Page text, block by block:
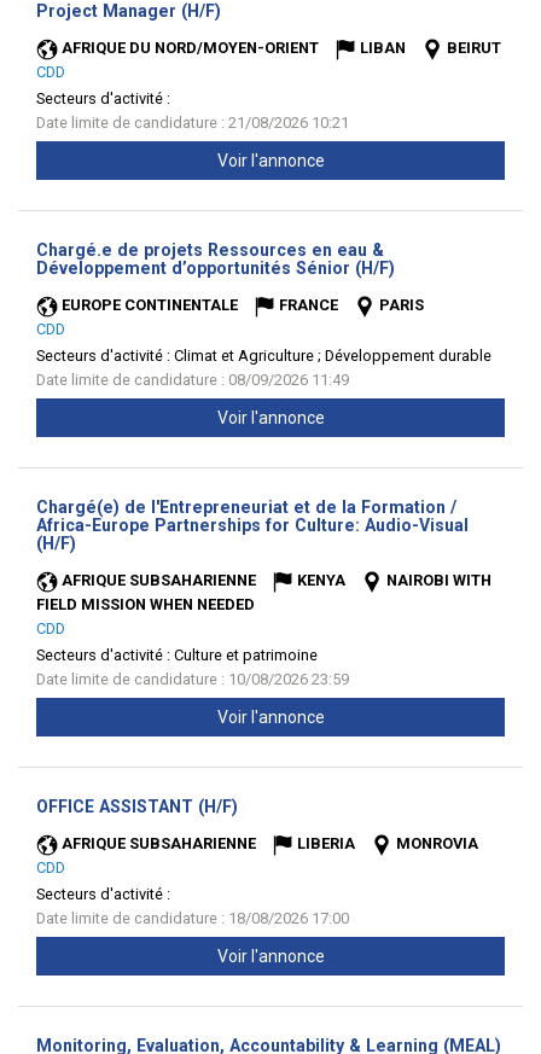
Project Manager (H/F)
AFRIQUE DU NORD/MOYEN-ORIENT LIBAN
BEIRUT
CDD
Secteurs d'activité :
Date limite de candidature : 21/08/2026 10:21
Voir l'annonce
Chargé.e de projets Ressources en eau &
Développement d’opportunités Sénior (H/F)
EUROPE CONTINENTALE FRANCE
PARIS
CDD
Secteurs d'activité : Climat et Agriculture ; Développement durable
Date limite de candidature : 08/09/2026 11:49
Voir l'annonce
Chargé(e) de l'Entrepreneuriat et de la Formation /
Africa-Europe Partnerships for Culture: Audio-Visual
(H/F)
AFRIQUE SUBSAHARIENNE KENYA
NAIROBI WITH
FIELD MISSION WHEN NEEDED
CDD
Secteurs d'activité : Culture et patrimoine
Date limite de candidature : 10/08/2026 23:59
Voir l'annonce
OFFICE ASSISTANT (H/F)
AFRIQUE SUBSAHARIENNE LIBERIA
MONROVIA
CDD
Secteurs d'activité :
Date limite de candidature : 18/08/2026 17:00
Voir l'annonce
Monitoring, Evaluation, Accountability & Learning (MEAL)